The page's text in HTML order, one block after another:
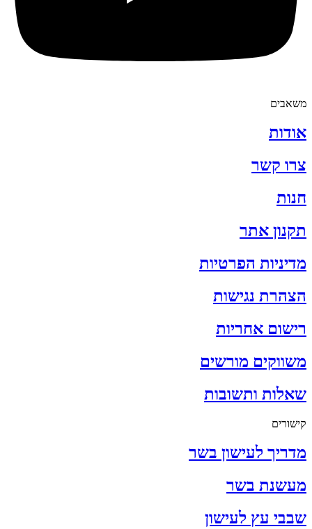
משאבים
אודות
צרו קשר
חנות
תקנון אתר
מדיניות הפרטיות
הצהרת נגישות
רישום אחריות
משווקים מורשים
שאלות ותשובות
קישורים
מדריך לעישון בשר
מעשנת בשר
שבבי עץ לעישון